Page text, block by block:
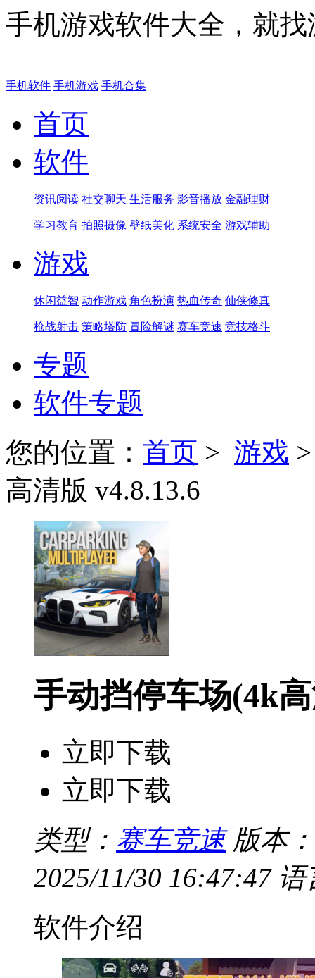
手机游戏软件大全，就
手机软件 手机游戏 手机合集
首页
软件
资讯阅读 社交聊天 生活服务 影音播放 金融理财
学习教育 拍照摄像 壁纸美化 系统安全 游戏辅助
游戏
休闲益智 动作游戏 角色扮演 热血传奇 仙侠修真
枪战射击 策略塔防 冒险解谜 赛车竞速 竞技格斗
专题
软件专题
您的位置： 首页 > 游戏
高清版 v4.8.13.6
手动挡停车场(4k
立即下载
立即下载
类型： 赛车竞速 版本
2025/11/30 16:47:47 语
软件介绍